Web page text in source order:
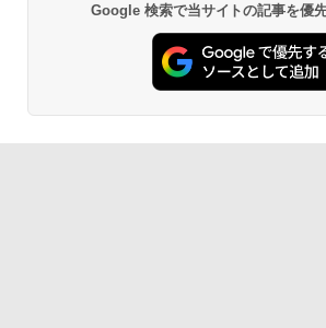
Google 検索で当サイトの記事を優